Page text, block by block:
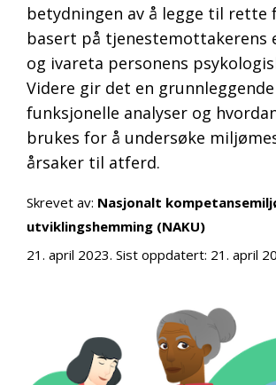
betydningen av å legge til
basert på tjenestemottakerens
og ivareta personens
Videre gir det en
funksjonelle analyser og
brukes for å undersøke
årsaker til atferd.
Skrevet av: Nasjonalt
utviklingshemming (NAKU)
21. april 2023. Sist oppdatert: 21. april